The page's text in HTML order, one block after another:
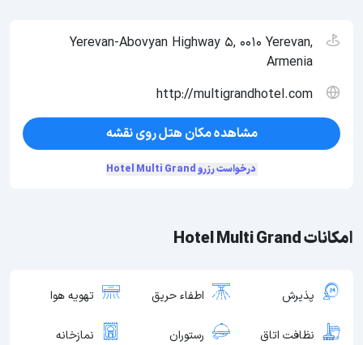
امکانات Hotel Multi Grand
پذیرش اطفاء حریق تهویه هوا
نظافت اتاق رستوران نمازخانه
Yerevan-Abovyan Highway 5, 0010 Yerevan,
Armenia
http://multigrandhotel.com
مشاهده مکان هتل روی نقشه
درخواست رزرو Hotel Multi Grand